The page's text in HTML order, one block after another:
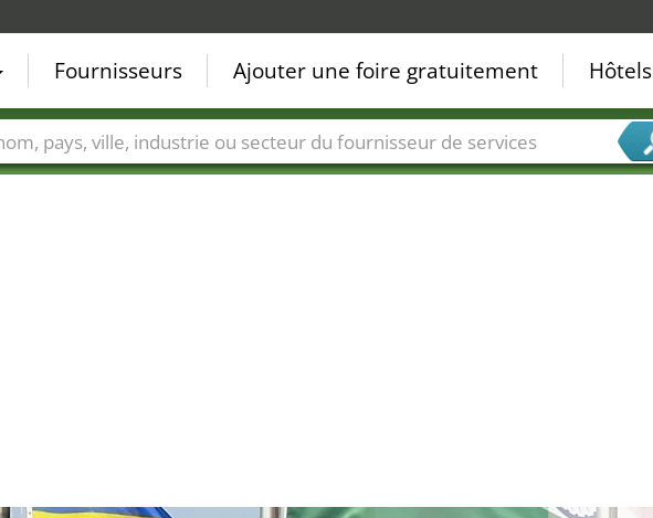
Fournisseurs Ajouter une foire gratuitement Hôtels
Villes Secteurs de foire Secteurs du fournisseur de services